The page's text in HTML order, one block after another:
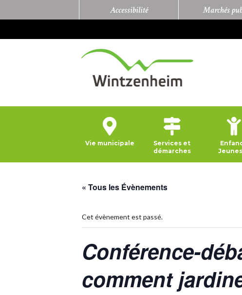
Accessibilité Marchés
Vie municipale
Services et
démarches
« Tous les Évènements
Cet évènement est passé.
Conférence-
comment